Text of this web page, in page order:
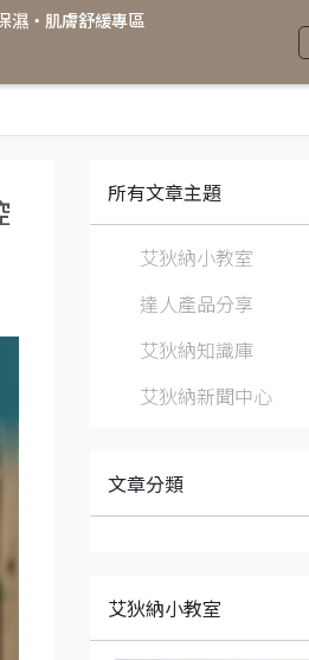
濕・肌膚舒緩專區
所有文章主題
艾狄納小教室
達人產品分享
艾狄納知識庫
艾狄納新聞中心
文章分類
艾狄納小教室